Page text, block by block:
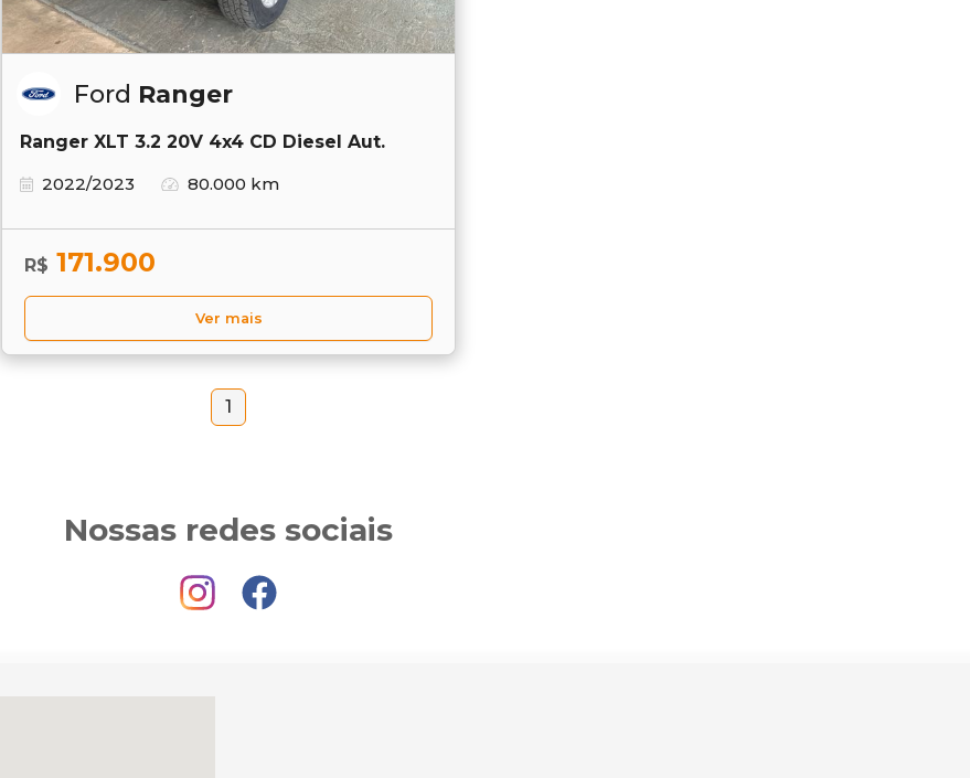
Ford Ranger
Ranger XLT 3.2 20V 4x4 CD Diesel Aut.
2022/2023
80.000 km
R$ 171.900
Ver mais
1
Nossas redes sociais